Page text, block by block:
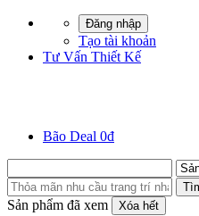
Đăng nhập
Tạo tài khoản
Tư Vấn Thiết Kế
Bão Deal 0đ
Sản phẩm đã xem Xóa hết